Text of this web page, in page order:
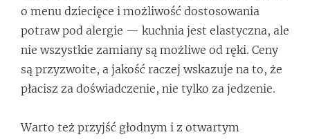
o menu dziecięce i możliwość dostosowania
potraw pod alergie — kuchnia jest elastyczna, ale
nie wszystkie zamiany są możliwe od ręki. Ceny
są przyzwoite, a jakość raczej wskazuje na to, że
płacisz za doświadczenie, nie tylko za jedzenie.
Warto też przyjść głodnym i z otwartym